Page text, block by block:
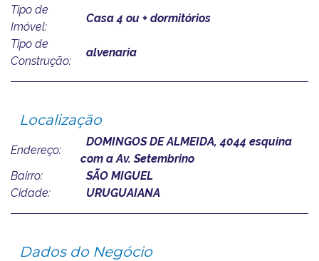
Tipo de
Imóvel:
Casa 4 ou + dormitórios
Tipo de
Construção:
alvenaria
Localização
Endereço:
DOMINGOS DE ALMEIDA, 4044 esquina
com a Av. Setembrino
Bairro:
SÃO MIGUEL
Cidade:
URUGUAIANA
Dados do Negócio